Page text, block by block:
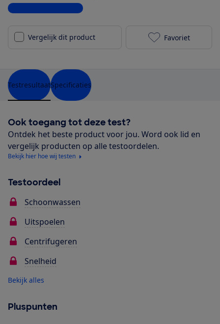
Bekijk alle specificaties
Vergelijk dit product Bosch
Favoriet
TestresultaatSpecificaties
Ook toegang tot deze test?
Ontdek het beste product voor jou. Word ook lid en
vergelijk producten op alle testoordelen.
Bekijk hier hoe wij testen
Testoordeel
Schoonwassen
Uitspoelen
Centrifugeren
Snelheid
Bekijk alles
Pluspunten